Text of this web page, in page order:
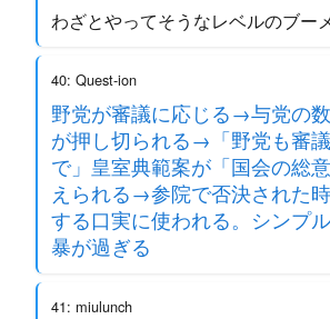
わざとやってそうなレベルのブー
40: Quest-ion
野党が審議に応じる→与党の
が押し切られる→「野党も審
で」皇室典範案が「国会の総
えられる→参院で否決された
する口実に使われる。シンプ
暴が過ぎる
41: miulunch